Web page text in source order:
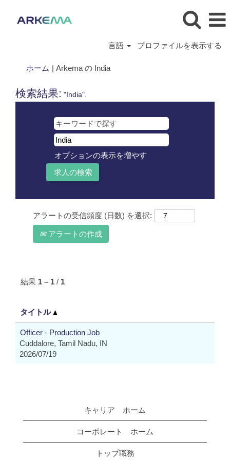
言語 プロファイルを表示する
ホーム | Arkema の India(現
ペ
ジ)
検索結果: "India".
オプションの表示を増やす
アラートの受信頻度 (日数) を選択:
アラートの作成
結果 1 – 1 / 1
タイトル
Officer - Production Job
Cuddalore, Tamil Nadu, IN
2026/07/19
キャリア ホーム
コーポレート ホーム
トップ職務